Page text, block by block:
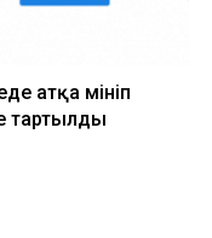
атқа мініп
тартылды